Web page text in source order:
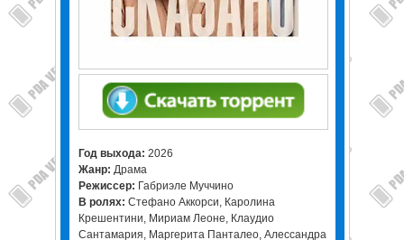
Год выхода: 2026
Жанр: Драма
Режиссер: Габриэле Муччино
В ролях: Стефано Аккорси, Каролина
Крешентини, Мириам Леоне, Клаудио
Сантамария, Маргерита Панталео, Алессандра